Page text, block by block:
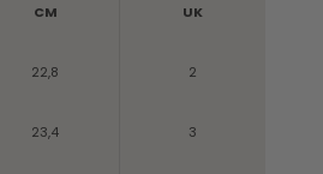
CM UK
22,8 2
23,4 3